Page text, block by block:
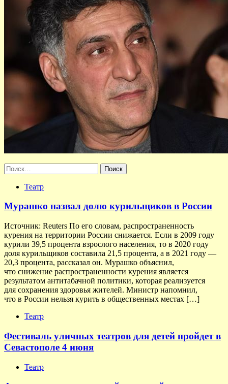
Найти:
Театр
Мурашко назвал долю курильщиков в России
Источник: Reuters По его словам, распространенность
курения на территории России снижается. Если в 2009 году
курили 39,5 процента взрослого населения, то в 2020 году
доля курильщиков составила 21,5 процента, а в 2021 году —
20,3 процента, рассказал он. Мурашко объяснил,
что снижение распространенности курения является
результатом антитабачной политики, которая реализуется
для сохранения здоровья жителей. Министр напомнил,
что в России нельзя курить в общественных местах […]
Театр
Фестиваль уличных театров для детей пройдет в
Севастополе 4 июня
Театр